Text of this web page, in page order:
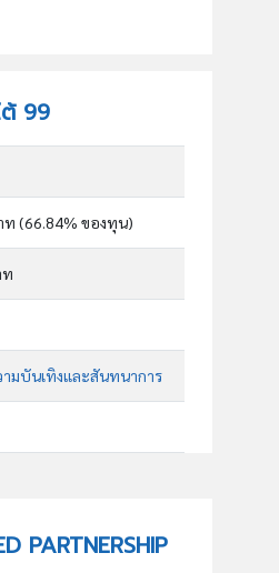
99
ท (66.84% ของทุน)
ท
ามบันเทิงและสันทนาการ
PARTNERSHIP